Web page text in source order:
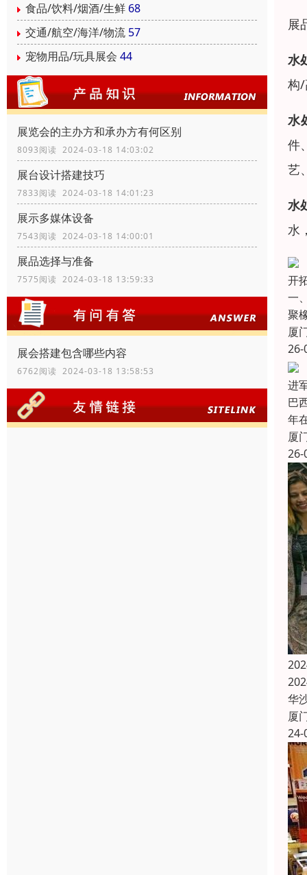
食品/饮料/烟酒/生鲜 68
交通/航空/海洋/物流 57
宠物用品/玩具展会 44
展览会的主办方和承办方有何区别
8093阅读 2024-03-18 14:03:02
展台设计搭建技巧
7833阅读 2024-03-18 14:01:23
展示多媒体设备
7543阅读 2024-03-18 14:00:01
展品选择与准备
7575阅读 2024-03-18 13:59:33
展会搭建包含哪些内容
6762阅读 2024-03-18 13:58:53
展
水
构/
水
件
艺
水
水
开
一
聚
厦
26-
进
巴
年
厦
26-
华
厦
24-